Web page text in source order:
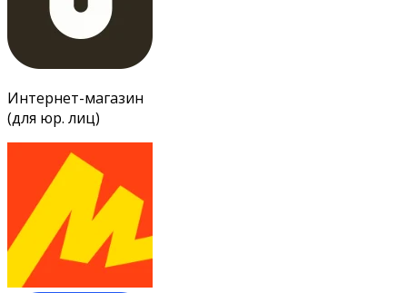
Интернет-магазин
(для юр. лиц)